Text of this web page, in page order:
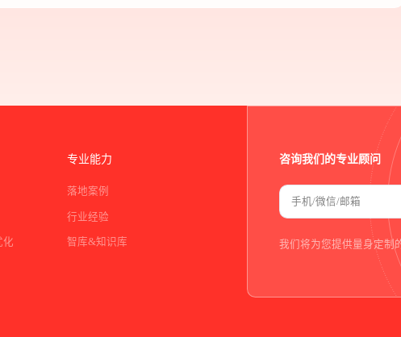
化
专业能力
落地案例
行业经验
智库&知识库
咨询我们的专业顾问
我们将为您提供量身定制